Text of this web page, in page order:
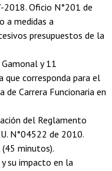
Oficio N°201 de
a medidas a
presupuestos de la
y 11
que corresponda para el
Carrera Funcionaria en
del Reglamento
N°04522 de 2010.
minutos).
y su impacto en la